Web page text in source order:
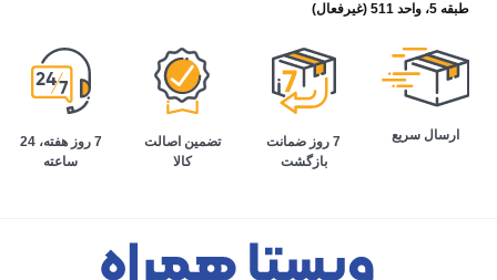
طبقه 5، واحد 511 (غیرفعال)
ارسال سریع
7 روز ضمانت
بازگشت
تضمین اصالت
کالا
7 روز هفته، 24
ساعته